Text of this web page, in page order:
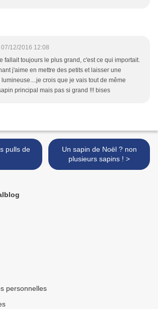
07/12/2016 12:08
fallait toujours le plus grand, c'est ce qui importait.
j'aime en mettre des petits et laisser une
crois que je vais tout de même
principal mais pas si grand !!! bises
Un sapin de Noël ? non
plusieurs sapins ! >
personnelles